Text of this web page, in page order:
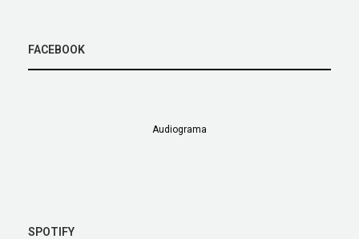
FACEBOOK
Audiograma
SPOTIFY